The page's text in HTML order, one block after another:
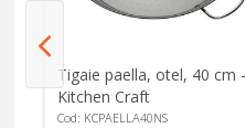
Tigaie paella, otel, 40 cm -
Kitchen Craft
Cod: KCPAELLA40NS